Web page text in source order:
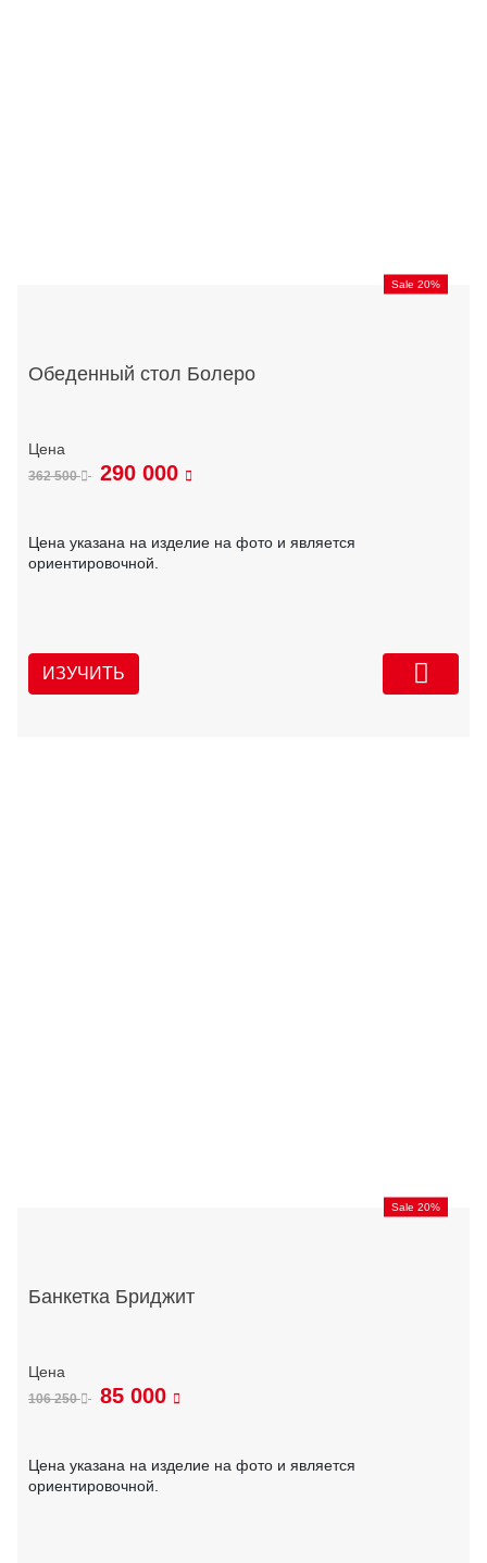
Sale 20%
Обеденный стол Болеро
362 500 290 000
Цена указана на изделие на фото и является
ориентировочной.
ИЗУЧИТЬ
Sale 20%
Банкетка Бриджит
106 250 85 000
Цена указана на изделие на фото и является
ориентировочной.